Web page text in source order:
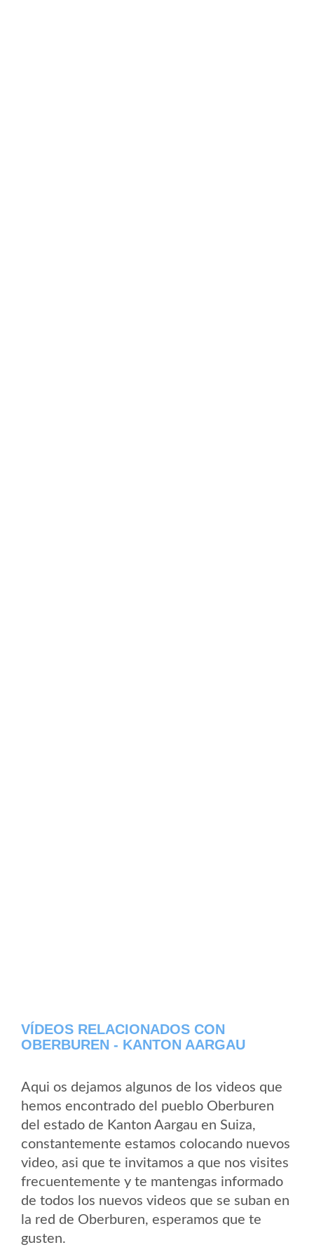
VÍDEOS RELACIONADOS CON
OBERBUREN - KANTON AARGAU
Aqui os dejamos algunos de los videos que
hemos encontrado del pueblo Oberburen
del estado de Kanton Aargau en Suiza,
constantemente estamos colocando nuevos
video, asi que te invitamos a que nos visites
frecuentemente y te mantengas informado
de todos los nuevos videos que se suban en
la red de Oberburen, esperamos que te
gusten.